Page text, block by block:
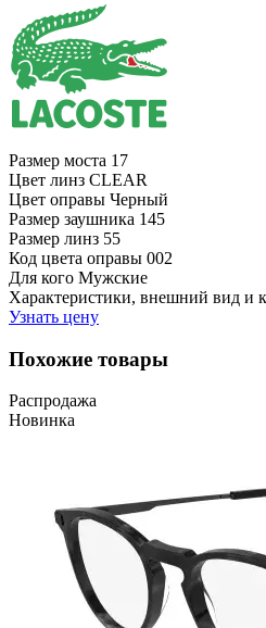
Размер моста 17
Цвет линз CLEAR
Цвет оправы Черный
Размер заушника 145
Размер линз 55
Код цвета оправы 002
Для кого Мужские
Характеристики, внешний вид и
Узнать цену
Похожие товары
Распродажа
Новинка